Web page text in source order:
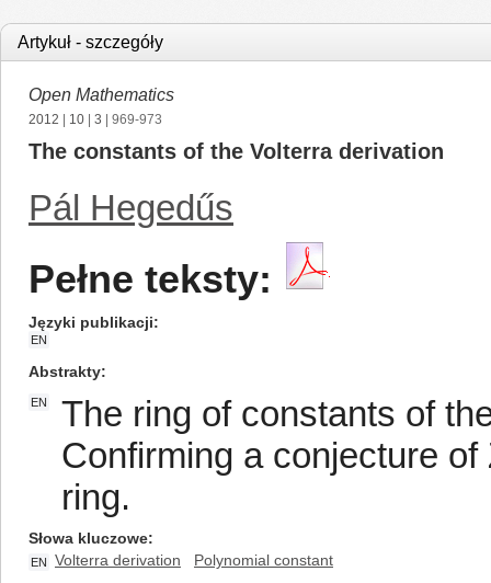
Artykuł - szczegóły
Open Mathematics
2012 10 3 | 969-973
The constants of the Volterra derivation
Pál Hegedűs
Pełne teksty:
Języki publikacji
EN
Abstrakty
EN
The ring of constants of
Confirming a conjecture
ring.
Słowa kluczowe
EN Volterra derivation
Polynomial constant